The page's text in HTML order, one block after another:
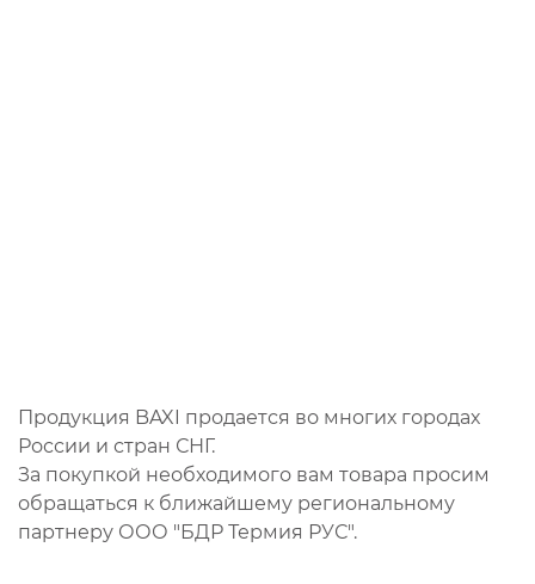
Продукция BAXI продается во многих городах
России и стран СНГ.
За покупкой необходимого вам товара просим
обращаться к ближайшему региональному
партнеру ООО "БДР Термия РУС".